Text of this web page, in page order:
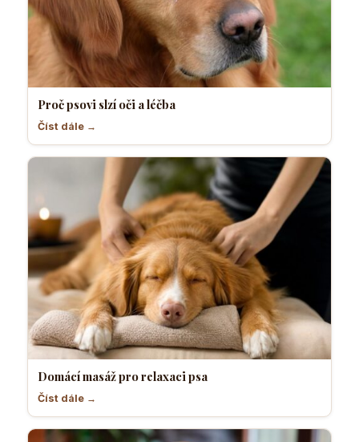
Proč psovi slzí oči a léčba
Číst dále →
Domácí masáž pro relaxaci psa
Číst dále →